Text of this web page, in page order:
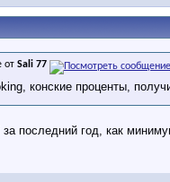
от Sali 77
конские проценты,
за последний год, как